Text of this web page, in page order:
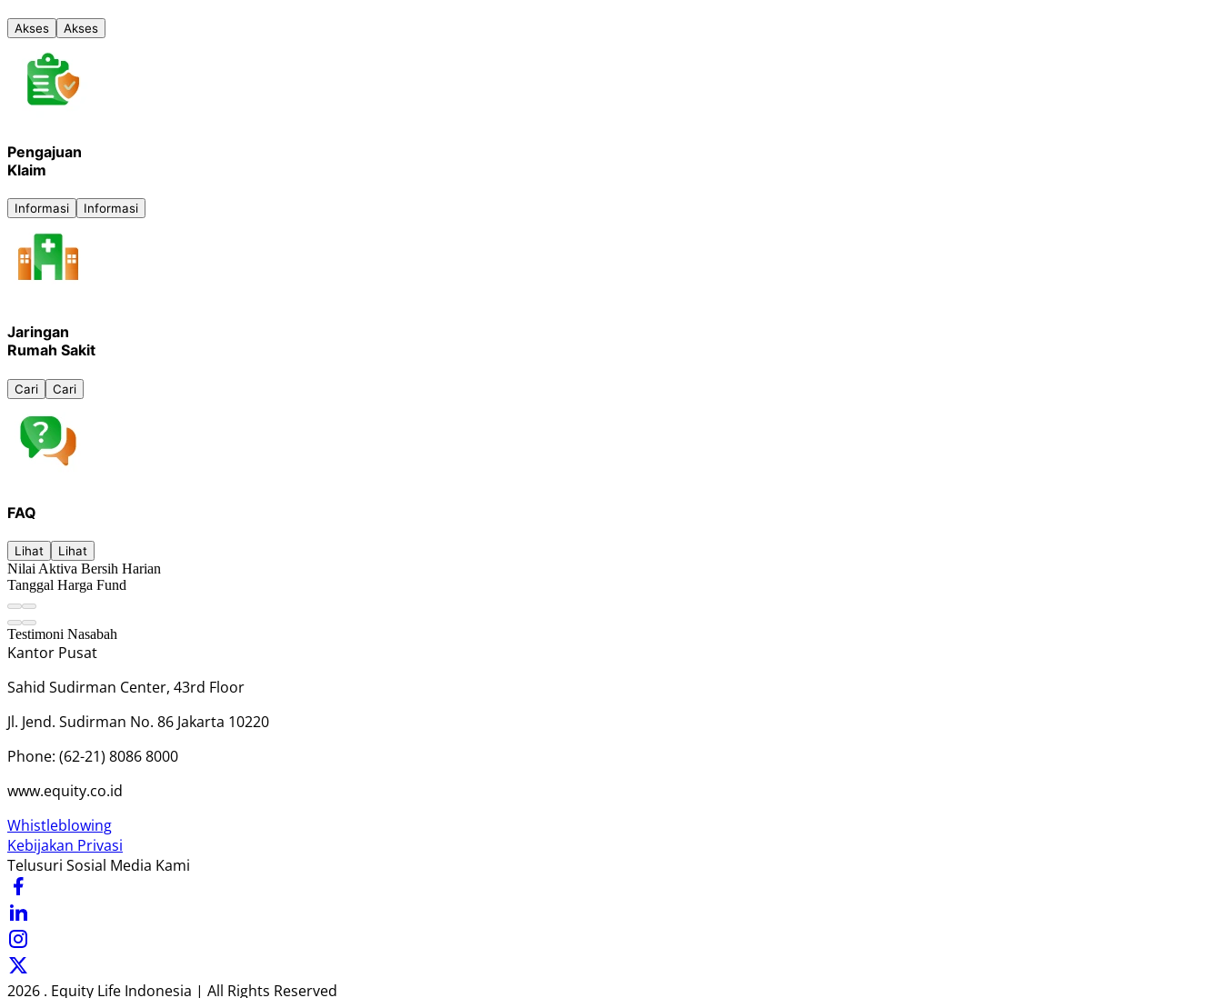
Akses Akses
Pengajuan
Klaim
Informasi Informasi
Jaringan
Rumah Sakit
Cari Cari
FAQ
Lihat Lihat
Nilai Aktiva Bersih Harian
Tanggal Harga Fund
Testimoni Nasabah
Kantor Pusat
Sahid Sudirman Center, 43rd Floor
Jl. Jend. Sudirman No. 86 Jakarta 10220
Phone: (62-21) 8086 8000
www.equity.co.id
Whistleblowing
Kebijakan Privasi
Telusuri Sosial Media Kami
2026 . Equity Life Indonesia | All Rights Reserved